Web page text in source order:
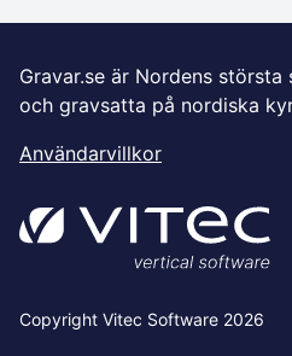
Gravar.se är Nordens
och gravsatta på nordiska
Användarvillkor
Copyright Vitec Software 2026